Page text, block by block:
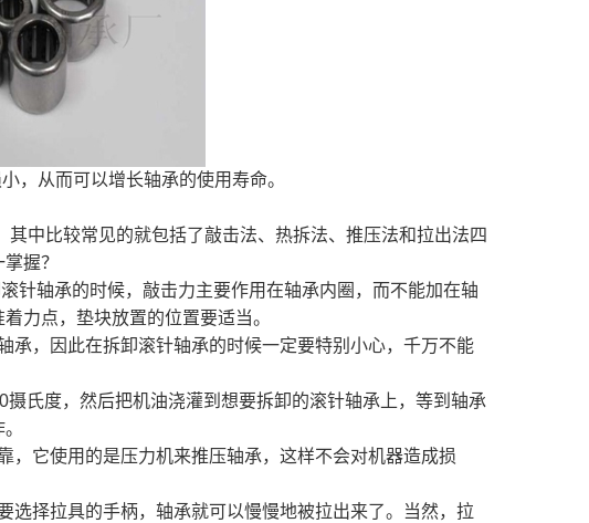
，从而可以增长轴承的使用寿命。
中比较常见的就包括了敲击法、热拆法、推压法和拉出法四
握？
针轴承的时候，敲击力主要作用在轴承内圈，而不能加在轴
力点，垫块放置的位置要适当。
承，因此在拆卸滚针轴承的时候一定要特别小心，千万不能
氏度，然后把机油浇灌到想要拆卸的滚针轴承上，等到轴承
，它使用的是压力机来推压轴承，这样不会对机器造成损
择拉具的手柄，轴承就可以慢慢地被拉出来了。当然，拉